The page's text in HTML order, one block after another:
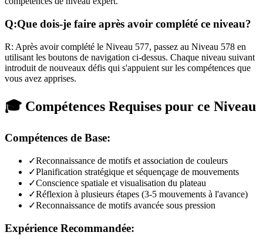
Q:Que dois-je faire après avoir complété ce niveau?
R: Après avoir complété le Niveau 577, passez au Niveau 578 en
utilisant les boutons de navigation ci-dessus. Chaque niveau suivant
introduit de nouveaux défis qui s'appuient sur les compétences que
vous avez apprises.
🎓 Compétences Requises pour ce Niveau
Compétences de Base:
✓Reconnaissance de motifs et association de couleurs
✓Planification stratégique et séquençage de mouvements
✓Conscience spatiale et visualisation du plateau
✓Réflexion à plusieurs étapes (3-5 mouvements à l'avance)
✓Reconnaissance de motifs avancée sous pression
Expérience Recommandée: